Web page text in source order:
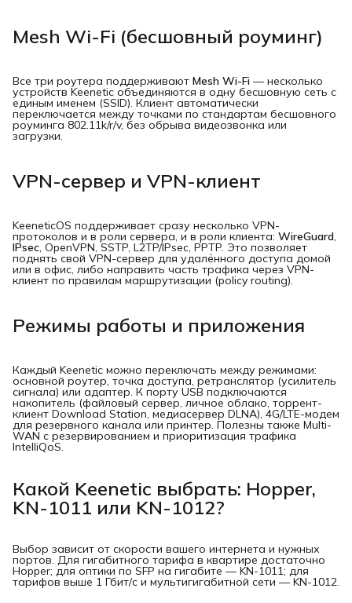
Mesh Wi-Fi (бесшовный роуминг)
Все три роутера поддерживают Mesh Wi-Fi — несколько
устройств Keenetic объединяются в одну бесшовную сеть с
единым именем (SSID). Клиент автоматически
переключается между точками по стандартам бесшовного
роуминга 802.11k/r/v, без обрыва видеозвонка или
загрузки.
VPN-сервер и VPN-клиент
KeeneticOS поддерживает сразу несколько VPN-
протоколов и в роли сервера, и в роли клиента: WireGuard,
IPsec, OpenVPN, SSTP, L2TP/IPsec, PPTP. Это позволяет
поднять свой VPN-сервер для удалённого доступа домой
или в офис, либо направить часть трафика через VPN-
клиент по правилам маршрутизации (policy routing).
Режимы работы и приложения
Каждый Keenetic можно переключать между режимами:
основной роутер, точка доступа, ретранслятор (усилитель
сигнала) или адаптер. К порту USB подключаются
накопитель (файловый сервер, личное облако, торрент-
клиент Download Station, медиасервер DLNA), 4G/LTE-модем
для резервного канала или принтер. Полезны также Multi-
WAN с резервированием и приоритизация трафика
IntelliQoS.
Какой Keenetic выбрать: Hopper,
KN-1011 или KN-1012?
Выбор зависит от скорости вашего интернета и нужных
портов. Для гигабитного тарифа в квартире достаточно
Hopper; для оптики по SFP на гигабите — KN-1011; для
тарифов выше 1 Гбит/с и мультигигабитной сети — KN-1012.